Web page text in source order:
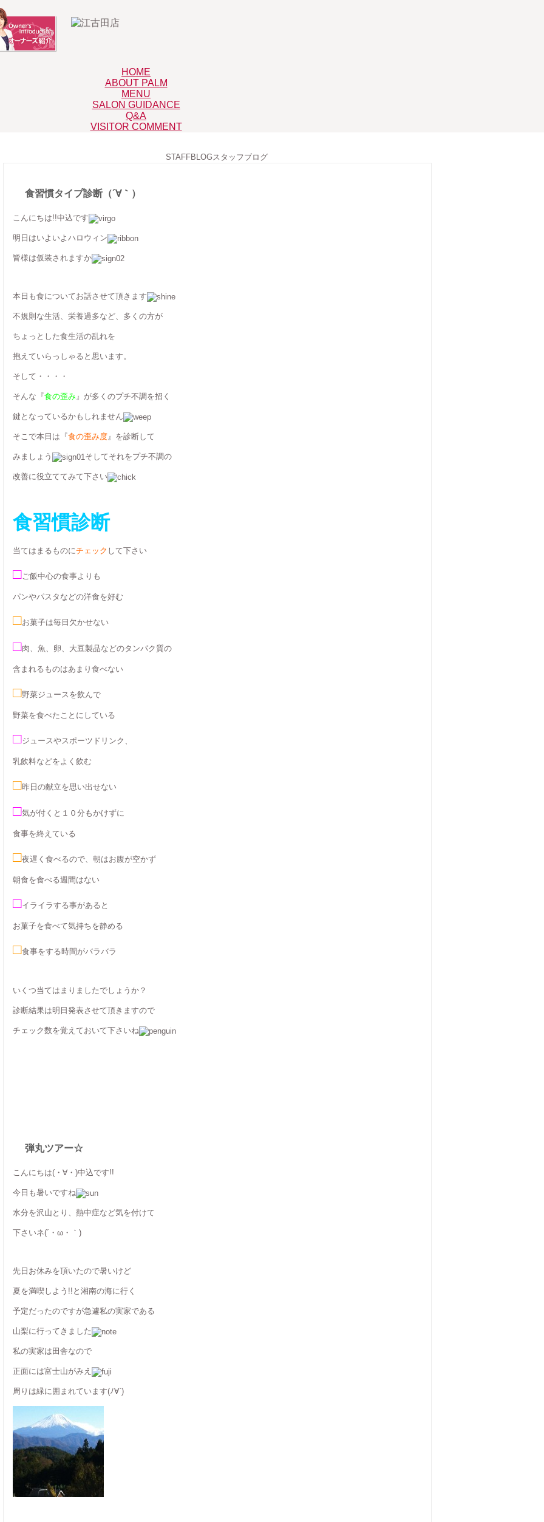
HOME
ABOUT PALM
MENU
SALON GUIDANCE
Q&A
VISITOR COMMENT
STAFFBLOGスタッフブログ
食習慣タイプ診断（´∀｀）
こんにちは!!中込です
明日はいよいよハロウィン
皆様は仮装されますか
本日も食についてお話させて頂きます
不規則な生活、栄養過多など、多くの方が
ちょっとした食生活の乱れを
抱えていらっしゃると思います。
そして・・・・
そんな『食の歪み』が多くのプチ不調を招く
鍵となっているかもしれません
そこで本日は『食の歪み度』を診断して
みましょう そしてそれをプチ不調の
改善に役立ててみて下さい
食習慣診断
当てはまるものにチェック して下さい
□ご飯中心の食事よりも
パンやパスタなどの洋食を好む
□お菓子は毎日欠かせない
□肉、魚、卵、大豆製品などのタンパク質の
含まれるものはあまり食べない
□野菜ジュースを飲んで
野菜を食べたことにしている
□ジュースやスポーツドリンク、
乳飲料などをよく飲む
□昨日の献立を思い出せない
□気が付くと１０分もかけずに
食事を終えている
□夜遅く食べるので、朝はお腹が空かず
朝食を食べる週間はない
□イライラする事があると
お菓子を食べて気持ちを静める
□食事をする時間がバラバラ
いくつ当てはまりましたでしょうか？
診断結果は明日発表させて頂きますので
チェック数を覚えておいて下さいね
弾丸ツアー☆
こんにちは(・∀・)中込です!!
今日も暑いですね
水分を沢山とり、熱中症など気を付けて
下さいネ(´・ω・｀)
先日お休みを頂いたので暑いけど
夏を満喫しよう!!と湘南の海に行く
予定だったのですが急遽私の実家である
山梨に行ってきました
私の実家は田舎なので
正面には富士山がみえ
周りは緑に囲まれています(ﾉ∀`)